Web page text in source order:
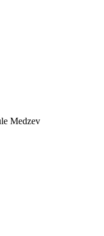
Medzev